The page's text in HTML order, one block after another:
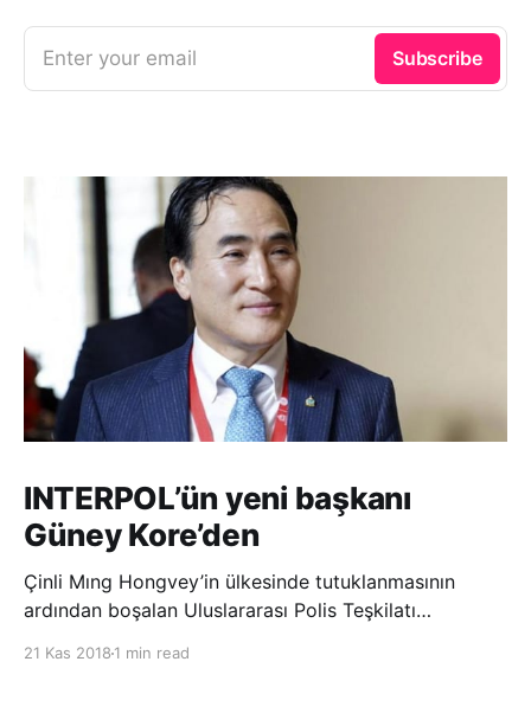
Enter your email Subscribe
INTERPOL’ün yeni başkanı
Güney Kore’den
Çinli Mıng Hongvey’in ülkesinde tutuklanmasının
ardından boşalan Uluslararası Polis Teşkilatı
21 Kas 2018 1 min read